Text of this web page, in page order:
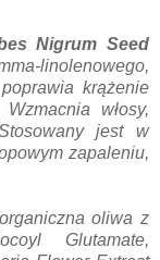
Nigrum Seed
linolenowego,
krążenie
włosy,
jest w
zapaleniu,
oliwa z
Glutamate,